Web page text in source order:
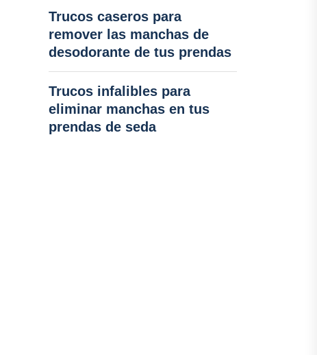
Trucos caseros para
remover las manchas de
desodorante de tus prendas
Trucos infalibles para
eliminar manchas en tus
prendas de seda